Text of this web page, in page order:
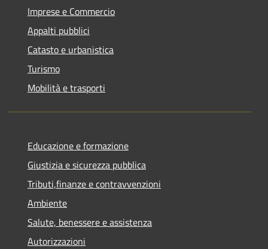
Imprese e Commercio
Appalti pubblici
Catasto e urbanistica
Turismo
Mobilità e trasporti
Educazione e formazione
Giustizia e sicurezza pubblica
Tributi,finanze e contravvenzioni
Ambiente
Salute, benessere e assistenza
Autorizzazioni